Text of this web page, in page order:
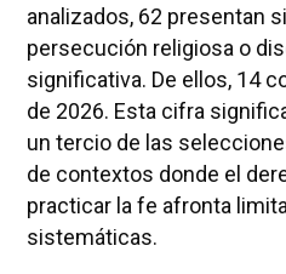
analizados, 62 presentan
persecución religiosa o
significativa. De ellos, 14
de 2026. Esta cifra
un tercio de las
de contextos donde el
practicar la fe afronta
sistemáticas.